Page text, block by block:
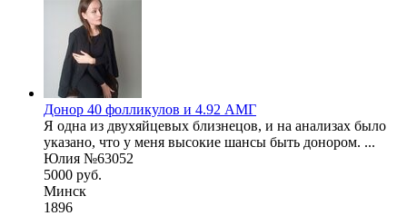
Донор 40 фолликулов и 4.92 АМГ
Я одна из двухяйцевых близнецов, и на анализах было
указано, что у меня высокие шансы быть донором. ...
Юлия №63052
5000 руб.
Минск
1896